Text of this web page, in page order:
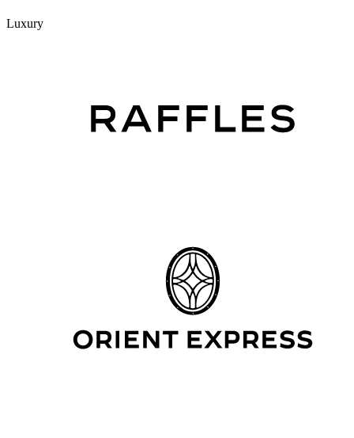
Luxury